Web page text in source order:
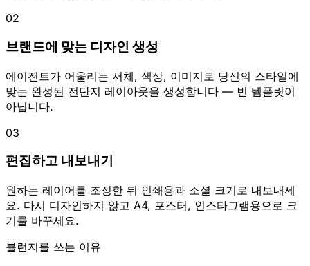
02
브랜드에 맞는 디자인 생성
에이전트가 어울리는 서체, 색상, 이미지로 당신의 스타일에
맞는 완성된 전단지 레이아웃을 생성합니다 — 빈 템플릿이
아닙니다.
03
편집하고 내보내기
원하는 레이어를 조정한 뒤 인쇄용과 소셜 크기로 내보내세
요. 다시 디자인하지 않고 A4, 포스터, 인스타그램용으로 크
기를 바꾸세요.
블런지를 쓰는 이유